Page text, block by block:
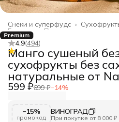
Снеки и суперфудс ›
Продукты питания
Главная
Premium
4.9(494)
Манго сушеный
сухофрукты без
натуральные от
599 ₽699 ₽−14%
−15%
промокод
ВИНОГРАД
При покупке от 8 000 ₽